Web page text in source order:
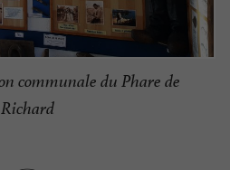
communale du Phare de
Richard